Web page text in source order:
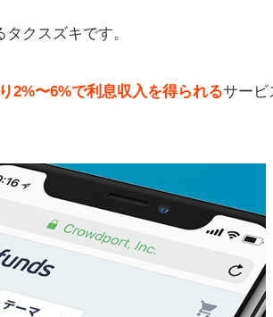
クスズキです。
2%〜6%で利息収入を得られるサービ